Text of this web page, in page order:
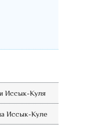
Иссык-Куля
Иссык-Куле